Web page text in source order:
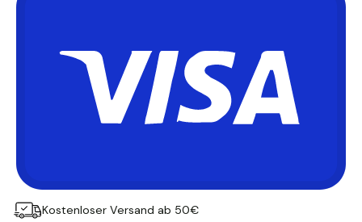
Kostenloser Versand ab 50€